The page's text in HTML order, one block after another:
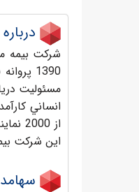
مسئوليت
انساني
این شرکت